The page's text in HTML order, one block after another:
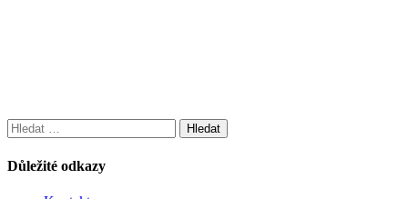
Vyhledávání
Důležité odkazy